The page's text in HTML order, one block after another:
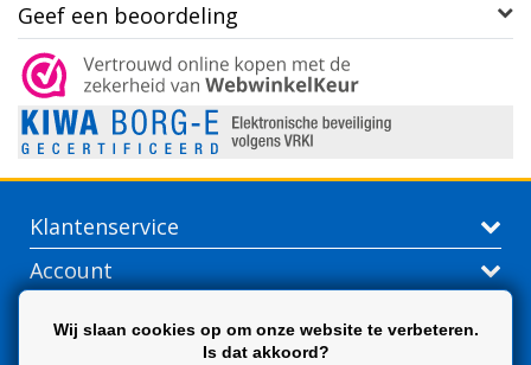
Geef een beoordeling
Klantenservice
Account
Wij slaan cookies op om onze website te verbeteren.
Is dat akkoord?